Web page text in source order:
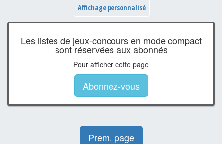
Affichage personnalisé
Les listes de jeux-concours en mode compact
sont réservées aux abonnés
Pour afficher cette page
Abonnez-vous
Prem. page